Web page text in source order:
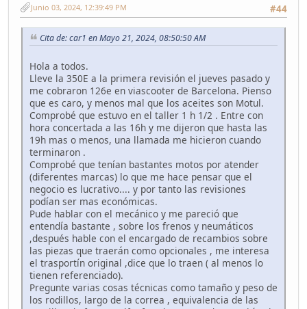
#44
Junio 03, 2024, 12:39:49 PM
Cita de: car1 en Mayo 21, 2024, 08:50:50 AM
Hola a todos.
Lleve la 350E a la primera revisión el jueves pasado y
me cobraron 126e en viascooter de Barcelona. Pienso
que es caro, y menos mal que los aceites son Motul.
Comprobé que estuvo en el taller 1 h 1/2 . Entre con
hora concertada a las 16h y me dijeron que hasta las
19h mas o menos, una llamada me hicieron cuando
terminaron .
Comprobé que tenían bastantes motos por atender
(diferentes marcas) lo que me hace pensar que el
negocio es lucrativo.... y por tanto las revisiones
podían ser mas económicas.
Pude hablar con el mecánico y me pareció que
entendía bastante , sobre los frenos y neumáticos
,después hable con el encargado de recambios sobre
las piezas que traerán como opcionales , me interesa
el trasportín original ,dice que lo traen ( al menos lo
tienen referenciado).
Pregunte varias cosas técnicas como tamaño y peso de
los rodillos, largo de la correa , equivalencia de las